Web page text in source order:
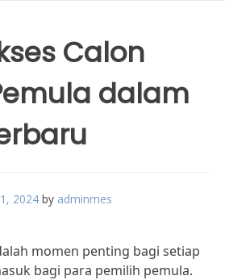
Calon
dalam
2024 by adminmes
momen penting bagi setiap
bagi para pemilih pemula.